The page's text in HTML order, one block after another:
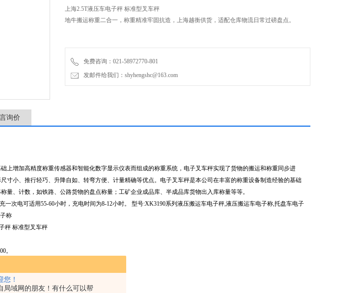
您！
局域网的朋友！有什么可以帮
上海2.5T液压车电子秤 标准型叉车秤
地牛搬运称重二合一，称重精准牢固抗造，上海越衡供货，适配仓库物流日常过磅盘点。
免费咨询：021-58972770-801
发邮件给我们：shyhengshc@163.com
询价
上增加高精度称重传感器和智能化数字显示仪表而组成的称重系统，电子叉车秤实现了货物的搬运和称重同步进
寸小、推行轻巧、升降自如、转弯方便、计量精确等优点。电子叉车秤是本公司在丰富的称重设备制造经验的基础
量、计数，如铁路、公路货物的盘点称量；工矿企业成品库、半成品库货物出入库称量等等。
次电可适用55-60小时，充电时间为8-12小时。 型号:XK3190系列液压搬运车电子秤,液压搬运车电子称,托盘车电子
称
。